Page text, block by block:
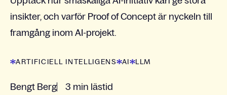
insikter, och varför Proof of Concept är nyckeln till
framgång inom AI-projekt.
ARTIFICIELL INTELLIGENS AI LLM
Bengt Berg 3 min lästid